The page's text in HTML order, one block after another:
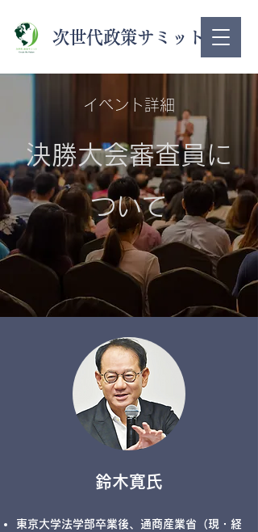
次世代政策サミット
​イベント詳細
​決勝大会審査員に
ついて
​鈴木寛氏
東京大学法学部卒業後、通商産業省（現・経